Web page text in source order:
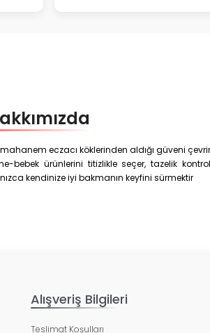
eczacı köklerinden aldığı güveni
bebek ürünlerini titizlikle seçer, tazelik
kendinize iyi bakmanın keyfini sürmektir
Alışveriş Bilgileri
Teslimat Koşulları